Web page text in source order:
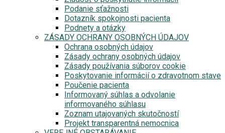
Podanie sťažnosti
Dotazník spokojnosti pacienta
Podnety a otázky
ZÁSADY OCHRANY OSOBNÝCH ÚDAJOV
Ochrana osobných údajov
Zásady ochrany osobných údajov
Zásady používania súborov cookie
Poskytovanie informácií o zdravotnom stave
Poučenie pacienta
Informovaný súhlas a odvolanie
informovaného súhlasu
Zoznam utajovaných skutočností
Projekt transparentná nemocnica